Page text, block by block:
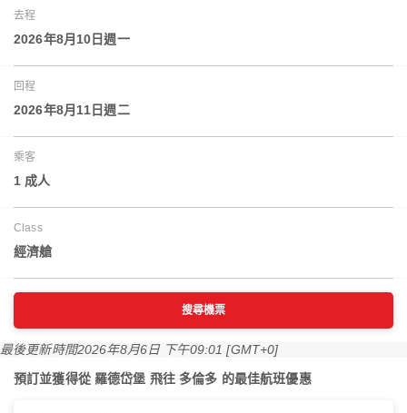
去程
2026年8月10日週一
回程
2026年8月11日週二
乘客
1 成人
Class
經濟艙
搜尋機票
最後更新時間2026年8月6日 下午09:01 [GMT+0]
預訂並獲得從 羅德岱堡 飛往 多倫多 的最佳航班優惠